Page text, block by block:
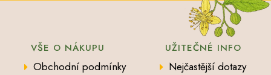
VŠE O NÁKUPU
Obchodní podmínky
UŽITEČNÉ INFO
Nejčastější dotazy